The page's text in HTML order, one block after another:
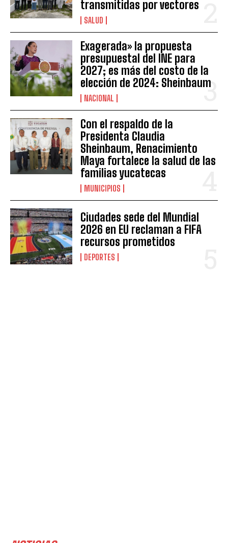
transmitidas por vectores
SALUD
Exagerada» la propuesta
presupuestal del INE para
2027; es más del costo de la
elección de 2024: Sheinbaum
NACIONAL
Con el respaldo de la
Presidenta Claudia
Sheinbaum, Renacimiento
Maya fortalece la salud de las
familias yucatecas
MUNICIPIOS
Ciudades sede del Mundial
2026 en EU reclaman a FIFA
recursos prometidos
DEPORTES